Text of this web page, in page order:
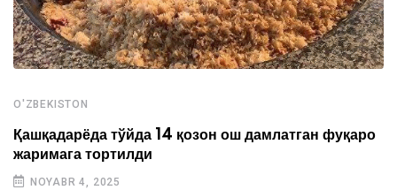
O'ZBEKISTON
Қашқадарёда тўйда 14 қозон ош дамлатган фуқаро
жаримага тортилди
NOYABR 4, 2025